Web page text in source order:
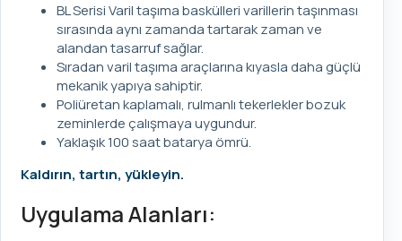
BL Serisi Varil taşıma baskülleri varillerin taşınması
sırasında aynı zamanda tartarak zaman ve
alandan tasarruf sağlar.
Sıradan varil taşıma araçlarına kıyasla daha güçlü
mekanik yapıya sahiptir.
Poliüretan kaplamalı, rulmanlı tekerlekler bozuk
zeminlerde çalışmaya uygundur.
Yaklaşık 100 saat batarya ömrü.
Kaldırın, tartın, yükleyin.
Uygulama Alanları: